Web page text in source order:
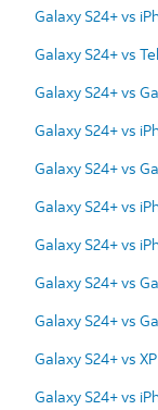
Galaxy S24+ vs
Galaxy S24+ vs
Galaxy S24+ vs
Galaxy S24+ vs
Galaxy S24+ vs
Galaxy S24+ vs
Galaxy S24+ vs
Galaxy S24+ vs
Galaxy S24+ vs
Galaxy S24+ vs
Galaxy S24+ vs